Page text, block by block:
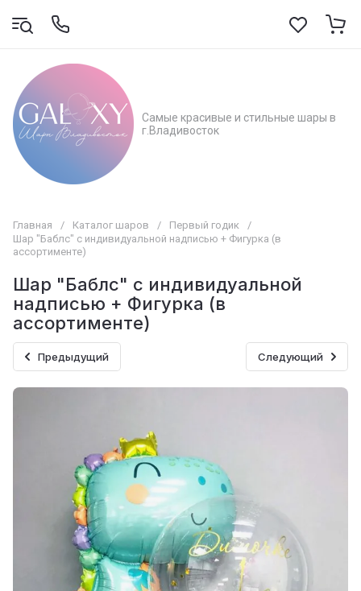
Самые красивые и стильные шары в
г.Владивосток
Главная / Каталог шаров / Первый годик
/
Шар "Баблс" с индивидуальной надписью + Фигурка (в
ассортименте)
Шар "Баблс" с индивидуальной
надписью + Фигурка (в
ассортименте)
Предыдущий Следующий